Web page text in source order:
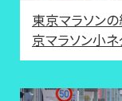
東京マラソン
京マラソン小